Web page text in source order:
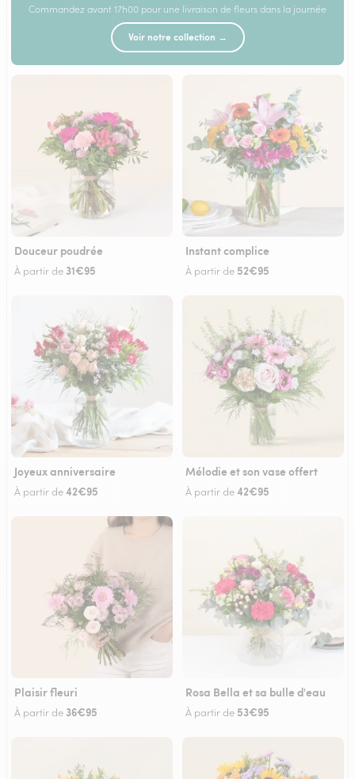
Commandez avant 17h00 pour une livraison de fleurs dans la journée
Voir notre collection →
Douceur poudrée
À partir de 31€95
Instant complice
À partir de 52€95
Joyeux anniversaire
À partir de42€95
Mélodie et son vase offert
À partir de42€95
Plaisir fleuri
À partir de 36€95
Rosa Bella et sa bulle d'eau
À partir de 53€95